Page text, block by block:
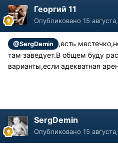
Георгий 11
Опубликовано 15
@SergDemin
,есть
там заведует.В общем буду
варианты,если адекватная
SergDemin
Опубликовано 15